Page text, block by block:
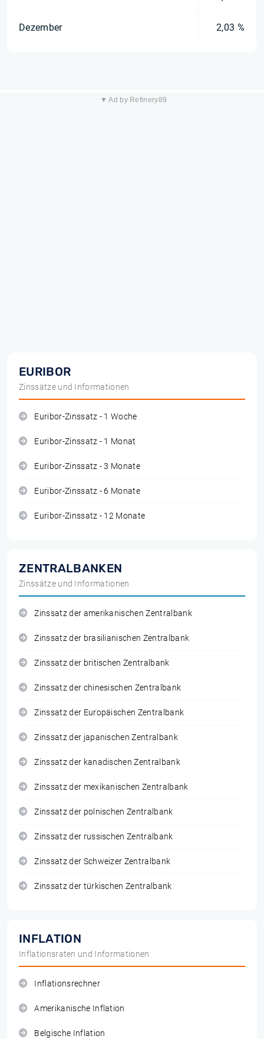
Dezember 2,03 %
▼ Ad by Refinery89
EURIBOR
Zinssätze und Informationen
Euribor-Zinssatz - 1 Woche
Euribor-Zinssatz - 1 Monat
Euribor-Zinssatz - 3 Monate
Euribor-Zinssatz - 6 Monate
Euribor-Zinssatz - 12 Monate
ZENTRALBANKEN
Zinssätze und Informationen
Zinssatz der amerikanischen Zentralbank
Zinssatz der brasilianischen Zentralbank
Zinssatz der britischen Zentralbank
Zinssatz der chinesischen Zentralbank
Zinssatz der Europäischen Zentralbank
Zinssatz der japanischen Zentralbank
Zinssatz der kanadischen Zentralbank
Zinssatz der mexikanischen Zentralbank
Zinssatz der polnischen Zentralbank
Zinssatz der russischen Zentralbank
Zinssatz der Schweizer Zentralbank
Zinssatz der türkischen Zentralbank
INFLATION
Inflationsraten und Informationen
Inflationsrechner
Amerikanische Inflation
Belgische Inflation